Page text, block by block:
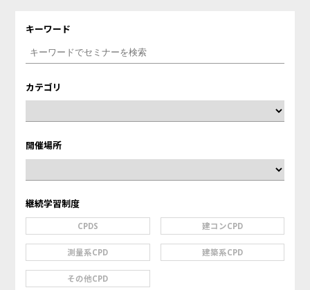
キーワード
カテゴリ
開催場所
継続学習制度
CPDS 建コンCPD
測量系CPD 建築系CPD
その他CPD